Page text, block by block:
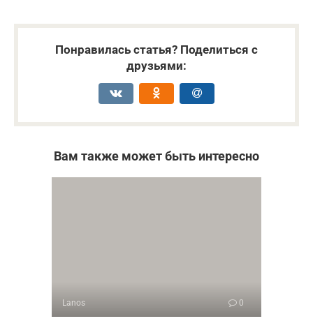
Понравилась статья? Поделиться с
друзьями:
Вам также может быть интересно
Lanos 0